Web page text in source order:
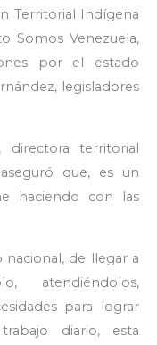
Territorial Indígena
Somos Venezuela,
por el estado
legisladores
directora territorial
que, es un
haciendo con las
de llegar a
atendiéndolos,
para lograr
diario, esta